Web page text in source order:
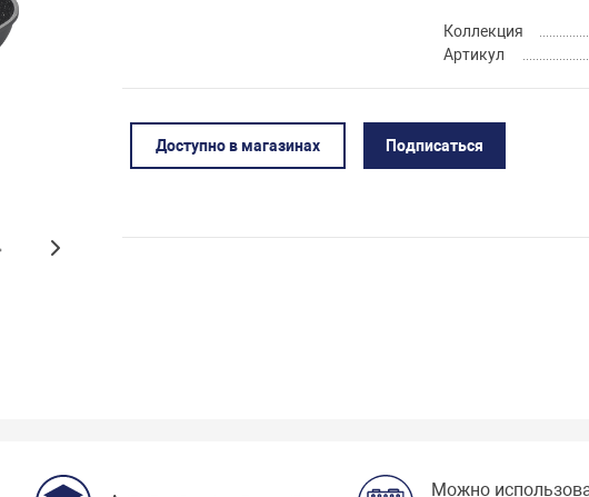
Коллекция
Артикул
Доступно в магазинах Подписаться
Можно